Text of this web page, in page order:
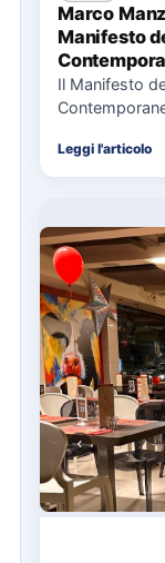
Marco
Manifesto
per il
Il Manifesto
Leggi l'articolo